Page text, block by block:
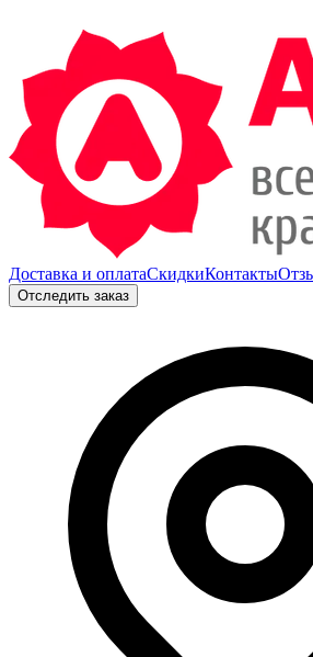
Доставка и оплатаСкидкиКонтакты
Отследить заказ